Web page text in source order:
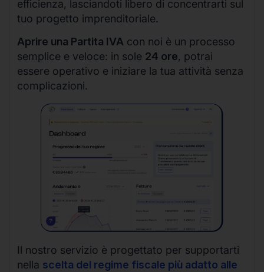
efficienza, lasciandoti libero di concentrarti sul
tuo progetto imprenditoriale.
Aprire una Partita IVA con noi è un processo
semplice e veloce: in sole 24 ore, potrai
essere operativo e iniziare la tua attività senza
complicazioni.
Il nostro servizio è progettato per supportarti
nella scelta del regime fiscale più adatto alle